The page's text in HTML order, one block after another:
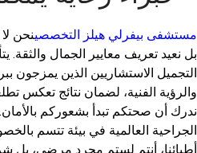
مستشفى بيفرلي هيلز التخصصينحن
بل نعيد تعريف معايير الجمال
التجميل الاستشاريين الذين يمزجون
والرؤية الفنية، لضمان نتائج تعكس
ندرك أن صحتكم تبدأ بشعوركم بالأمان.
الجراحية العالمية في بيئة تتسم
أطبائنا، أنتم لستم مجرد مرضى، بل